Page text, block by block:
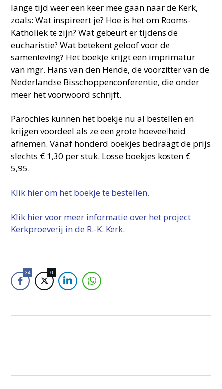
lange tijd weer een keer mee gaan naar de Kerk,
zoals: Wat inspireert je? Hoe is het om Rooms-
Katholiek te zijn? Wat gebeurt er tijdens de
eucharistie? Wat betekent geloof voor de
samenleving? Het boekje krijgt een imprimatur
van mgr. Hans van den Hende, de voorzitter van de
Nederlandse Bisschoppenconferentie, die onder
meer het voorwoord schrijft.
Parochies kunnen het boekje nu al bestellen en
krijgen voordeel als ze een grote hoeveelheid
afnemen. Vanaf honderd boekjes bedraagt de prijs
slechts € 1,30 per stuk. Losse boekjes kosten €
5,95.
Klik hier om het boekje te bestellen.
Klik hier voor meer informatie over het project
Kerkproeverij in de R.-K. Kerk.
34 0